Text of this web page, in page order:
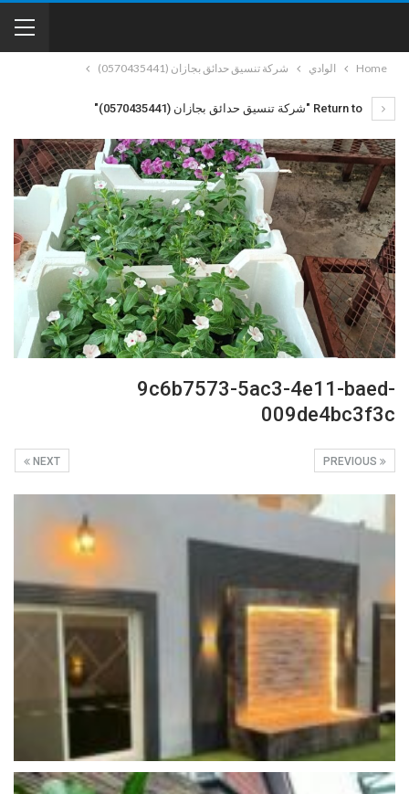
Home الوادي شركة تنسيق حدائق بجازان (0570435441)
9c6b7573-5ac3-4e11-baed-
009de4bc3f3c
NEXT